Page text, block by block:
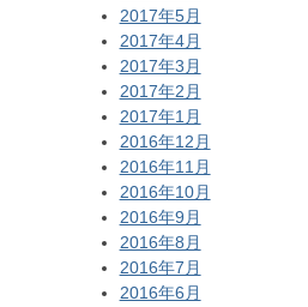
2017年5月
2017年4月
2017年3月
2017年2月
2017年1月
2016年12月
2016年11月
2016年10月
2016年9月
2016年8月
2016年7月
2016年6月